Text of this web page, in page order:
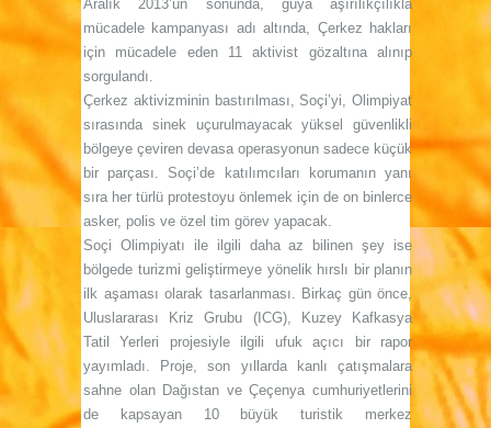
Aralık 2013’ün sonunda, güya aşırılıkçılıkla
mücadele kampanyası adı altında, Çerkez hakları
için mücadele eden 11 aktivist gözaltına alınıp
sorgulandı.
Çerkez aktivizminin bastırılması, Soçi’yi, Olimpiyat
sırasında sinek uçurulmayacak yüksel güvenlikli
bölgeye çeviren devasa operasyonun sadece küçük
bir parçası. Soçi’de katılımcıları korumanın yanı
sıra her türlü protestoyu önlemek için de on binlerce
asker, polis ve özel tim görev yapacak.
Soçi Olimpiyatı ile ilgili daha az bilinen şey ise
bölgede turizmi geliştirmeye yönelik hırslı bir planın
ilk aşaması olarak tasarlanması. Birkaç gün önce,
Uluslararası Kriz Grubu (ICG), Kuzey Kafkasya
Tatil Yerleri projesiyle ilgili ufuk açıcı bir rapor
yayımladı. Proje, son yıllarda kanlı çatışmalara
sahne olan Dağıstan ve Çeçenya cumhuriyetlerini
de kapsayan 10 büyük turistik merkez